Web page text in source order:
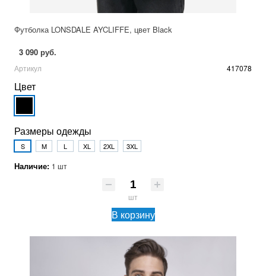
Футболка LONSDALE AYCLIFFE, цвет Black
3 090 руб.
Артикул 417078
Цвет
Размеры одежды
S M L XL 2XL 3XL
Наличие: 1 шт
шт
В корзину